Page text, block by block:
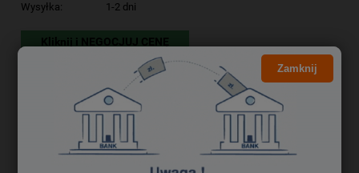
Wysyłka:
1-2 dni
Kliknij i NEGOCJUJ CENĘ
15,72 zł
do koszyka
Zamknij